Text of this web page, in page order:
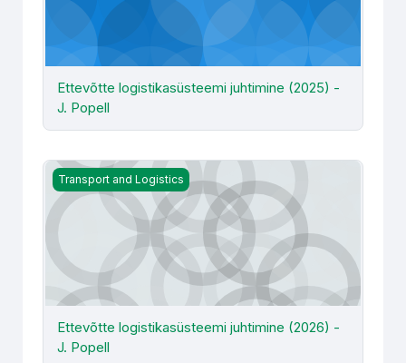
Ettevõtte logistikasüsteemi juhtimine (2025) -
J. Popell
Ettevõtte logistikasüsteemi juhtimine (2026) - J. Popell
Transport and Logistics
Ettevõtte logistikasüsteemi juhtimine (2026) -
J. Popell